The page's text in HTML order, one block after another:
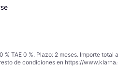
TAE 0 %. Plazo: 2 meses. Importe
de condiciones en https://